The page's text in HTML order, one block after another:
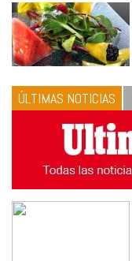
ÚLTIMAS NOTICIAS